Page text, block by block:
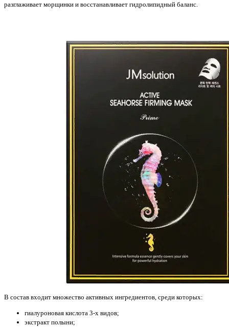
разглаживает морщинки и восстанавливает гидролипидный баланс.
В состав входит множество активных ингредиентов, среди которых:
гиалуроновая кислота 3-х видов;
экстракт полыни;